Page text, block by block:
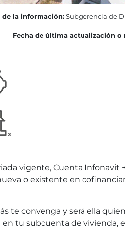
de la información: Subgerencia de
Fecha de última actualización o
vigente, Cuenta Infonavit
o existente en
te convenga y será ella
tu subcuenta de vivienda,